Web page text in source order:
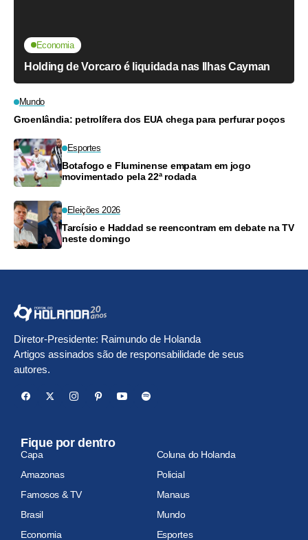
Economia
Holding de Vorcaro é liquidada nas Ilhas Cayman
Mundo
Groenlândia: petrolífera dos EUA chega para perfurar poços
Esportes
Botafogo e Fluminense empatam em jogo
movimentado pela 22ª rodada
Eleições 2026
Tarcísio e Haddad se reencontram em debate na TV
neste domingo
Diretor-Presidente: Raimundo de Holanda
Artigos assinados são de responsabilidade de seus
autores.
Fique por dentro
Capa
Coluna do Holanda
Amazonas
Policial
Famosos & TV
Manaus
Brasil
Mundo
Economia
Esportes